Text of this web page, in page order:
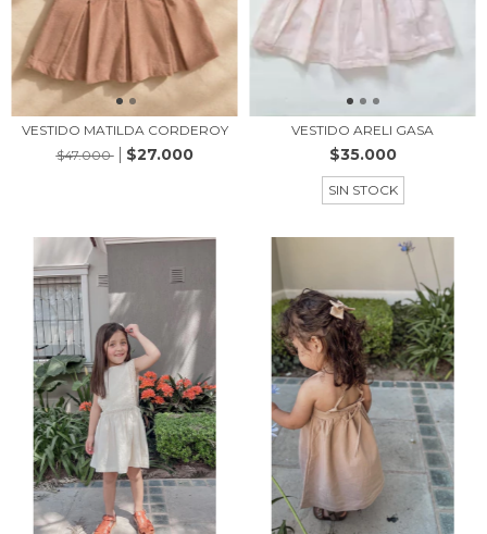
VESTIDO MATILDA CORDEROY
$47.000
$27.000
VESTIDO ARELI GASA
$35.000
SIN STOCK